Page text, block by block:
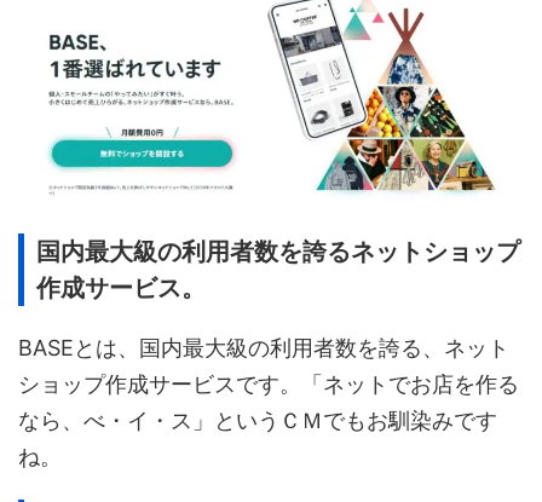
国内最大級の利用者数を誇るネットショップ
作成サービス。
BASEとは、国内最大級の利用者数を誇る、ネット
ショップ作成サービスです。「ネットでお店を作る
なら、べ・イ・ス」というＣＭでもお馴染みです
ね。